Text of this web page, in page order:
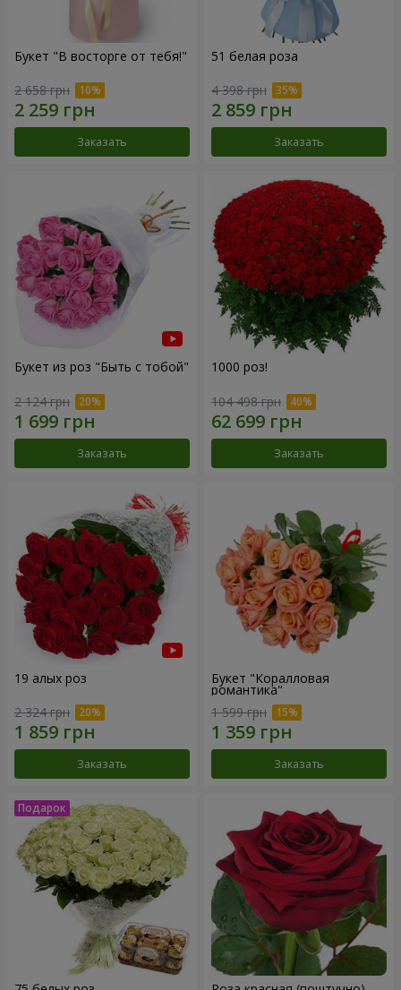
Букет "В восторге от тебя!"
2 658 грн
Заказать
51 белая роза
4 398 грн
Заказать
Букет из роз "Быть с тобой"
2 124 грн
Заказать
1000 роз!
104 498 грн
Заказать
19 алых роз
2 324 грн
Заказать
Букет "Коралловая
романтика"
1 599 грн
Заказать